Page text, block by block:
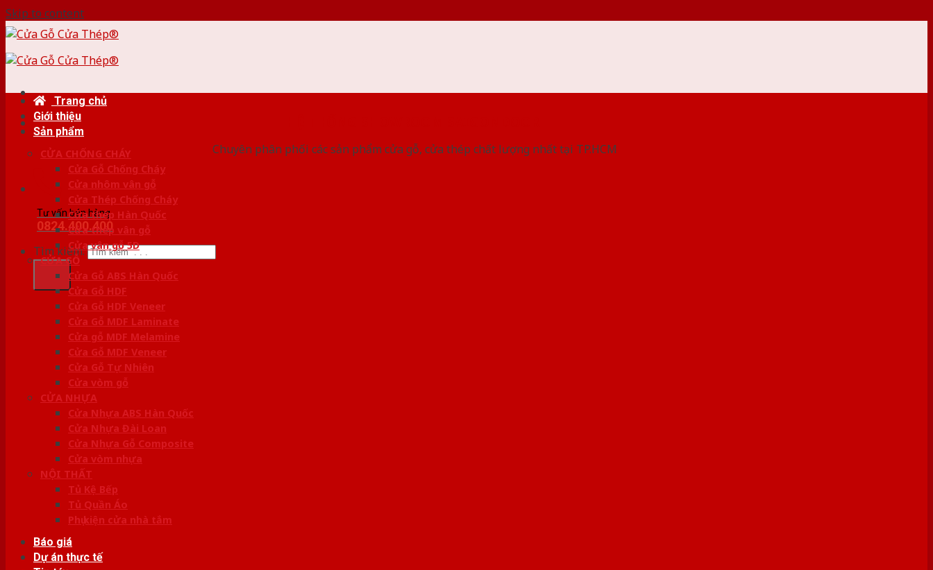
Skip to content
Chuyên phân phối các sản phẩm cửa gỗ, cửa thép chất lượng nhất tại TP.HCM
Tư vấn bán hàng
0824.400.400
Tìm kiếm:
Trang chủ
Giới thiệu
Sản phẩm
CỬA CHỐNG CHÁY
Cửa Gỗ Chống Cháy
Cửa nhôm vân gỗ
Cửa Thép Chống Cháy
Cửa thép Hàn Quốc
Cửa thép vân gỗ
Cửa vân gỗ 5D
CỬA GỖ
Cửa Gỗ ABS Hàn Quốc
Cửa Gỗ HDF
Cửa Gỗ HDF Veneer
Cửa Gỗ MDF Laminate
Cửa gỗ MDF Melamine
Cửa Gỗ MDF Veneer
Cửa Gỗ Tự Nhiên
Cửa vòm gỗ
CỬA NHỰA
Cửa Nhựa ABS Hàn Quốc
Cửa Nhựa Đài Loan
Cửa Nhựa Gỗ Composite
Cửa vòm nhựa
NỘI THẤT
Tủ Kệ Bếp
Tủ Quần Áo
Phụ kiện cửa nhà tắm
Báo giá
Dự án thực tế